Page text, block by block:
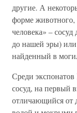
другие. А
форме
человека» –
до нашей эры) или
найденный в
Среди экспонатов
сосуд, на первый
отличающийся от